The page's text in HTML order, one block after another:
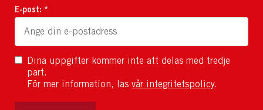
E-post: *
Dina uppgifter kommer inte att delas med tredje
part.
För mer information, läs vår integritetspolicy.